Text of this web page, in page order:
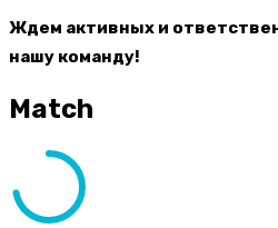
Ждем активных и
нашу команду!
Match